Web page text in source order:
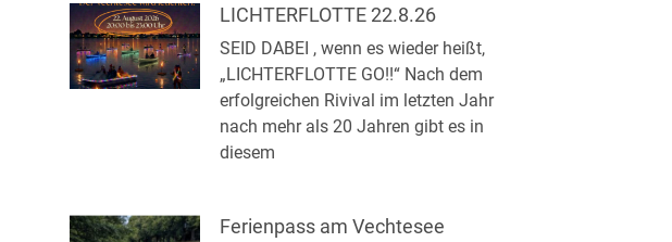
LICHTERFLOTTE 22.8.26
SEID DABEI , wenn es wieder heißt,
„LICHTERFLOTTE GO!!“ Nach dem
erfolgreichen Rivival im letzten Jahr
nach mehr als 20 Jahren gibt es in
diesem
Ferienpass am Vechtesee